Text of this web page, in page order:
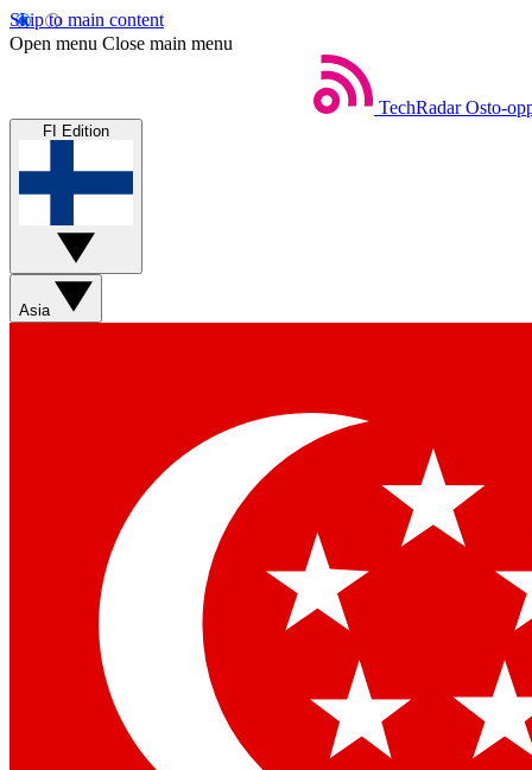
Skip to main content
Open menu Close main menu
TechRadar Osto-
FI Edition
Asia